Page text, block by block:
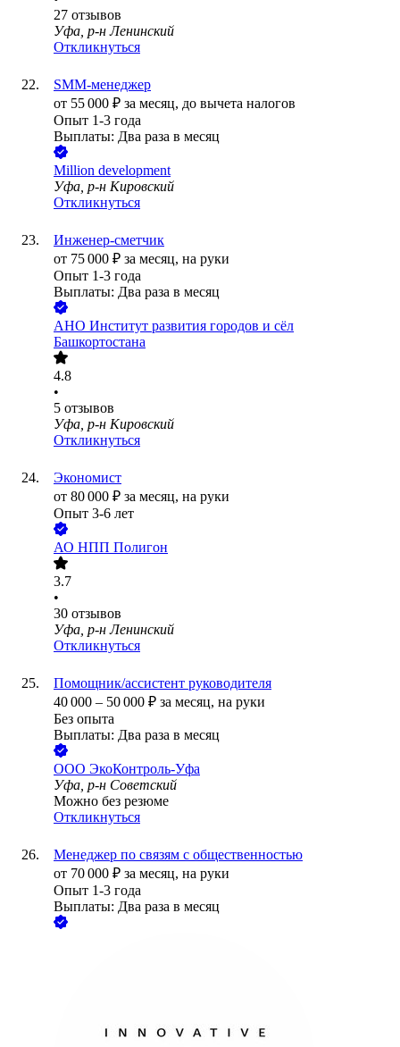
27 отзывов
Уфа, р-н Ленинский
Откликнуться
SMM-менеджер
от 55 000 ₽ за месяц, до вычета налогов
Опыт 1-3 года
Выплаты: Два раза в месяц
Million development
Уфа, р-н Кировский
Откликнуться
Инженер-сметчик
от 75 000 ₽ за месяц, на руки
Опыт 1-3 года
Выплаты: Два раза в месяц
АНО Институт развития городов и сёл
Башкортостана
4.8
•
5 отзывов
Уфа, р-н Кировский
Откликнуться
Экономист
от 80 000 ₽ за месяц, на руки
Опыт 3-6 лет
АО НПП Полигон
3.7
•
30 отзывов
Уфа, р-н Ленинский
Откликнуться
Помощник/ассистент руководителя
40 000 – 50 000 ₽ за месяц, на руки
Без опыта
Выплаты: Два раза в месяц
ООО ЭкоКонтроль-Уфа
Уфа, р-н Советский
Можно без резюме
Откликнуться
Менеджер по связям с общественностью
от 70 000 ₽ за месяц, на руки
Опыт 1-3 года
Выплаты: Два раза в месяц